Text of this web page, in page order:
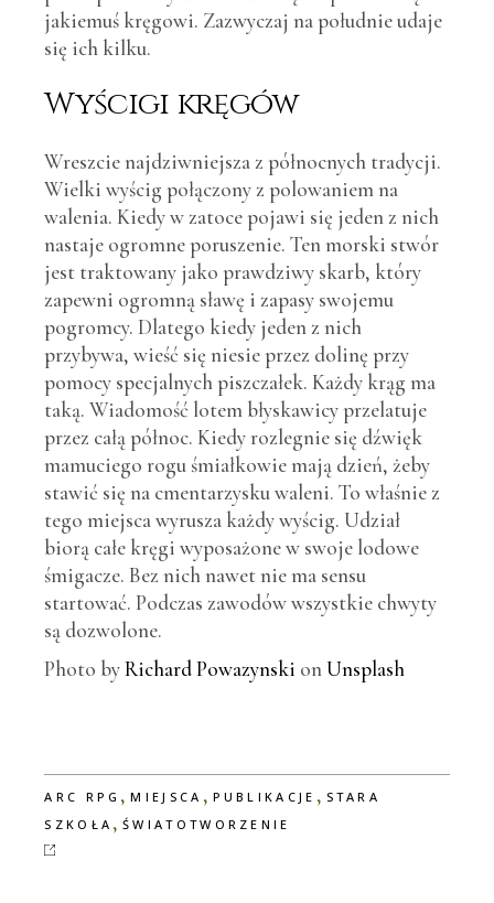
jakiemuś kręgowi. Zazwyczaj na południe udaje
się ich kilku.
Wyścigi kręgów
Wreszcie najdziwniejsza z północnych tradycji.
Wielki wyścig połączony z polowaniem na
walenia. Kiedy w zatoce pojawi się jeden z nich
nastaje ogromne poruszenie. Ten morski stwór
jest traktowany jako prawdziwy skarb, który
zapewni ogromną sławę i zapasy swojemu
pogromcy. Dlatego kiedy jeden z nich
przybywa, wieść się niesie przez dolinę przy
pomocy specjalnych piszczałek. Każdy krąg ma
taką. Wiadomość lotem błyskawicy przelatuje
przez całą północ. Kiedy rozlegnie się dźwięk
mamuciego rogu śmiałkowie mają dzień, żeby
stawić się na cmentarzysku waleni. To właśnie z
tego miejsca wyrusza każdy wyścig. Udział
biorą całe kręgi wyposażone w swoje lodowe
śmigacze. Bez nich nawet nie ma sensu
startować. Podczas zawodów wszystkie chwyty
są dozwolone.
Photo byRichard Powazynski onUnsplash
ARC RPG ,MIEJSCA , PUBLIKACJE , STARA
SZKOŁA ,ŚWIATOTWORZENIE